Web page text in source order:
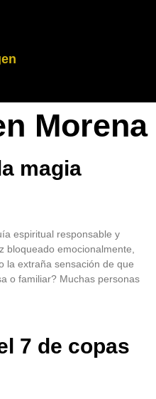
Morena
magia
espiritual responsable y
bloqueado emocionalmente,
la extraña sensación de que
o familiar? Muchas personas
7 de copas